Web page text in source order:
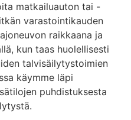
matkailuauton tai -
varastointikauden
raikkaana ja
kun taas huolellisesti
talvisäilytystoimien
käymme läpi
puhdistuksesta